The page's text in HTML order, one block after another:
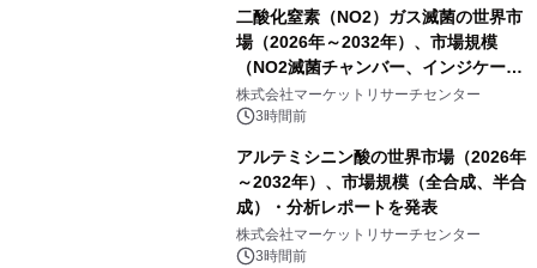
二酸化窒素（NO2）ガス滅菌の世界市
場（2026年～2032年）、市場規模
（NO2滅菌チャンバー、インジケータ
ーおよびモニタリングシステム、その
他）・分析レポートを発表
株式会社マーケットリサーチセンター
3時間前
アルテミシニン酸の世界市場（2026年
～2032年）、市場規模（全合成、半合
成）・分析レポートを発表
株式会社マーケットリサーチセンター
3時間前